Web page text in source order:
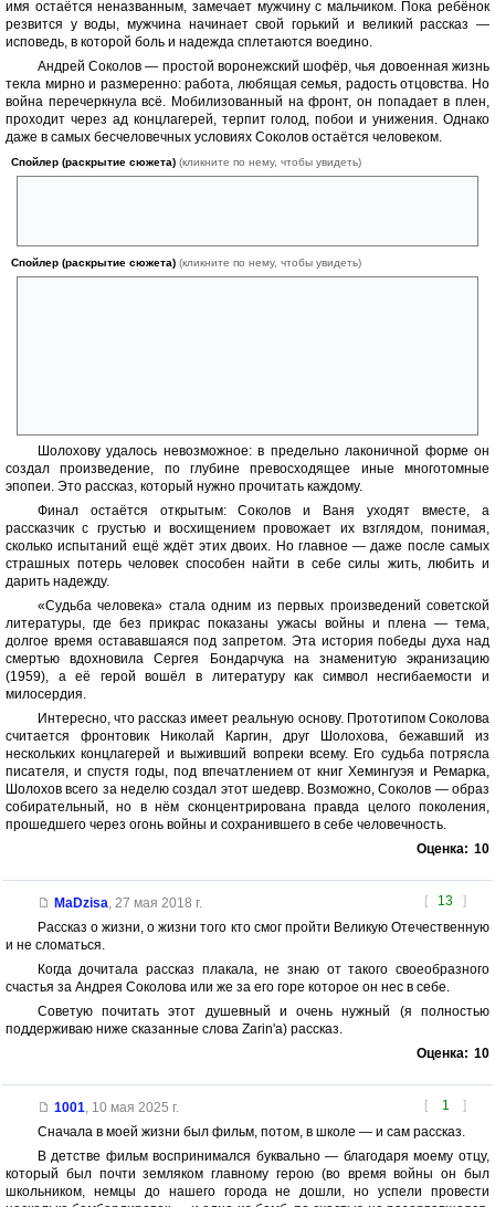
имя остаётся неназванным, замечает мужчину с мальчиком. Пока ребёнок
резвится у воды, мужчина начинает свой горький и великий рассказ —
исповедь, в которой боль и надежда сплетаются воедино.
Андрей Соколов — простой воронежский шофёр, чья довоенная жизнь
текла мирно и размеренно: работа, любящая семья, радость отцовства. Но
война перечеркнула всё. Мобилизованный на фронт, он попадает в плен,
проходит через ад концлагерей, терпит голод, побои и унижения. Однако
даже в самых бесчеловечных условиях Соколов остаётся человеком.
Спойлер (раскрытие сюжета) (кликните по нему, чтобы увидеть)
Спойлер (раскрытие сюжета) (кликните по нему, чтобы увидеть)
Шолохову удалось невозможное: в предельно лаконичной форме он
создал произведение, по глубине превосходящее иные многотомные
эпопеи. Это рассказ, который нужно прочитать каждому.
Финал остаётся открытым: Соколов и Ваня уходят вместе, а
рассказчик с грустью и восхищением провожает их взглядом, понимая,
сколько испытаний ещё ждёт этих двоих. Но главное — даже после самых
страшных потерь человек способен найти в себе силы жить, любить и
дарить надежду.
«Судьба человека» стала одним из первых произведений советской
литературы, где без прикрас показаны ужасы войны и плена — тема,
долгое время остававшаяся под запретом. Эта история победы духа над
смертью вдохновила Сергея Бондарчука на знаменитую экранизацию
(1959), а её герой вошёл в литературу как символ несгибаемости и
милосердия.
Интересно, что рассказ имеет реальную основу. Прототипом Соколова
считается фронтовик Николай Каргин, друг Шолохова, бежавший из
нескольких концлагерей и выживший вопреки всему. Его судьба потрясла
писателя, и спустя годы, под впечатлением от книг Хемингуэя и Ремарка,
Шолохов всего за неделю создал этот шедевр. Возможно, Соколов — образ
собирательный, но в нём сконцентрирована правда целого поколения,
прошедшего через огонь войны и сохранившего в себе человечность.
Оценка: 10
[ 13 ]
MaDzisa, 27 мая 2018 г.
Рассказ о жизни, о жизни того кто смог пройти Великую Отечественную
и не сломаться.
Когда дочитала рассказ плакала, не знаю от такого своеобразного
счастья за Андрея Соколова или же за его горе которое он нес в себе.
Советую почитать этот душевный и очень нужный (я полностью
поддерживаю ниже сказанные слова Zarin'а) рассказ.
Оценка: 10
[ 1 ]
1001, 10 мая 2025 г.
Сначала в моей жизни был фильм, потом, в школе — и сам рассказ.
В детстве фильм воспринимался буквально — благодаря моему отцу,
который был почти земляком главному герою (во время войны он был
школьником, немцы до нашего города не дошли, но успели провести